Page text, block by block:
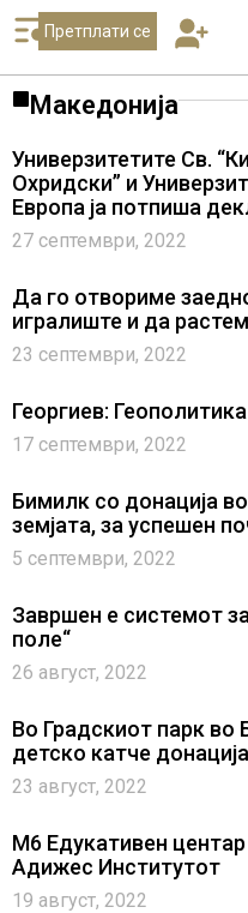
Претплати се
Македонија
Универзитетите Св.
Охридски” и
Европа ја потпиша
собранието на СКСМ
27 септември, 2022
Да го отвориме
игралиште и да
23 септември, 2022
Георгиев:
17 септември, 2022
Бимилк со донација
земјата, за успешен
5 септември, 2022
Завршен е системот
поле“
26 август, 2022
Во Градскиот парк во
детско катче
23 август, 2022
M6 Едукативен
Адижес Институтот
19 август, 2022